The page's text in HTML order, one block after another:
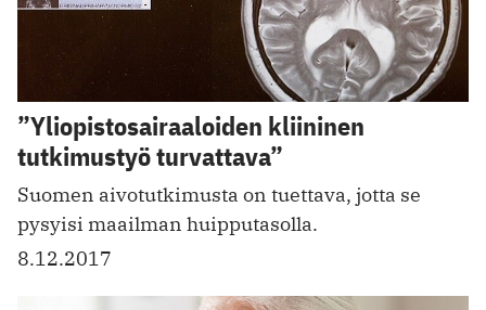
”Yliopisto­sairaaloiden kliininen
tutkimustyö turvattava”
Suomen aivotutkimusta on tuettava, jotta se
pysyisi maailman huipputasolla.
8.12.2017